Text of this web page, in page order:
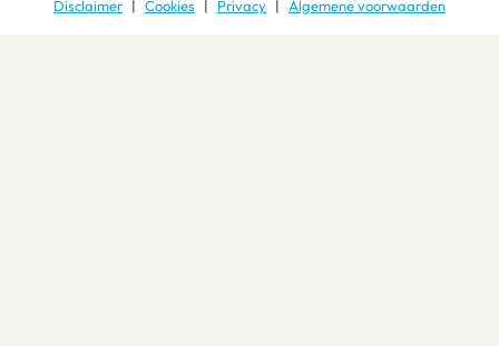
Disclaimer
Cookies Privacy Algemene voorwaarden